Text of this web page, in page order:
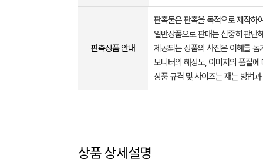
판촉상품 안내
판촉물은 판촉을 목적으로 제작하
일반상품으로 판매는 신중히 판단
제공되는 상품의 사진은 이해를
모니터의 해상도, 이미지의 품질
상품 규격 및 사이즈는 재는 방법
상품 상세설명